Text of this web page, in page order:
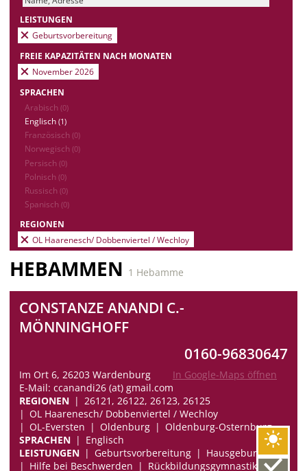
LEISTUNGEN
Geburtsvorbereitung
FREIE KAPAZITÄTEN NACH MONATEN
November 2026
SPRACHEN
Arabisch (0)
Englisch (1)
Französisch (0)
Norwegisch (0)
Persisch (0)
Polnisch (0)
Russisch (0)
Spanisch (0)
REGIONEN
OL Haarenesch/ Dobbenviertel / Wechloy
HEBAMMEN 1 Hebamme
CONSTANZE ANANDI C.-
MÖNNINGHOFF
0160-96830647
Im Ort 6, 26203 Wardenburg
In Google-Maps öffnen
E-Mail: ccanandi26 (at) gmail.com
REGIONEN
26121, 26122, 26123, 26125
OL Haarenesch/ Dobbenviertel / Wechloy
OL-Eversten
Oldenburg
Oldenburg-Osternburg
SPRACHEN
Englisch
LEISTUNGEN
Geburtsvorbereitung
Hausgeburten
Hilfe bei Beschwerden
Rückbildungsgymnastik